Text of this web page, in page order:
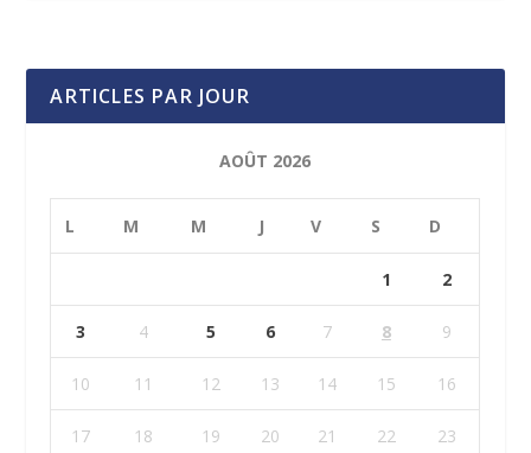
ARTICLES PAR JOUR
AOÛT 2026
L M M J V S D
1 2
3 4 5 6 7 8 9
10 11 12 13 14 15 16
17 18 19 20 21 22 23